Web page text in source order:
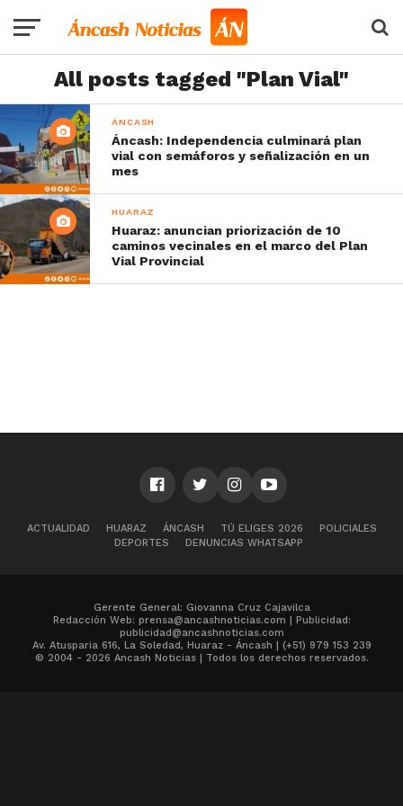
All posts tagged "Plan Vial"
ÁNCASH
Áncash: Independencia culminará plan
vial con semáforos y señalización en un
mes
HUARAZ
Huaraz: anuncian priorización de 10
caminos vecinales en el marco del Plan
Vial Provincial
ACTUALIDAD HUARAZ ÁNCASH TÚ ELIGES 2026
POLICIALES
DEPORTES
DENUNCIAS WHATSAPP
Gerente General: Giovanna Cruz Cajavilca
Redacción Web: prensa@ancashnoticias.com | Publicidad:
publicidad@ancashnoticias.com
Av. Atusparia 616, La Soledad, Huaraz - Áncash | (+51) 979 153 239
© 2004 - 2026 Ancash Noticias | Todos los derechos reservados.